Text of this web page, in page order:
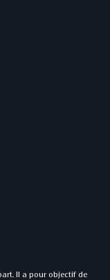
Il a pour objectif de